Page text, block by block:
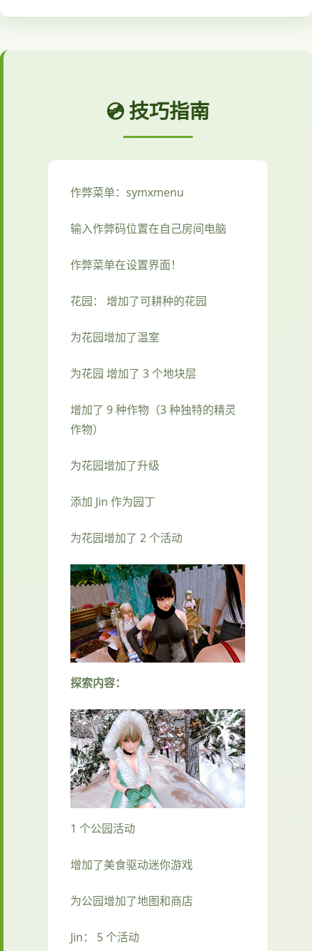
💿 技巧指南
作弊菜单：symxmenu
输入作弊码位置在自己房间电脑
作弊菜单在设置界面！
花园： 增加了可耕种的花园
为花园增加了温室
为花园 增加了 3 个地块层
增加了 9 种作物（3 种独特的精灵
作物）
为花园增加了升级
添加 Jin 作为园丁
为花园增加了 2 个活动
探索内容：
1 个公园活动
增加了美食驱动迷你游戏
为公园增加了地图和商店
Jin： 5 个活动